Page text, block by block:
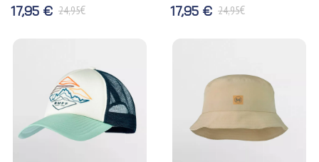
17,95 € 24,95€ 17,95 € 24,95€